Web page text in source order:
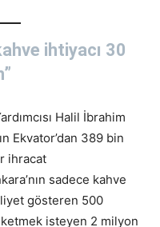
ihtiyacı 30
Halil İbrahim
Ekvator’dan 389 bin
ihracat
sadece kahve
gösteren 500
isteyen 2 milyon